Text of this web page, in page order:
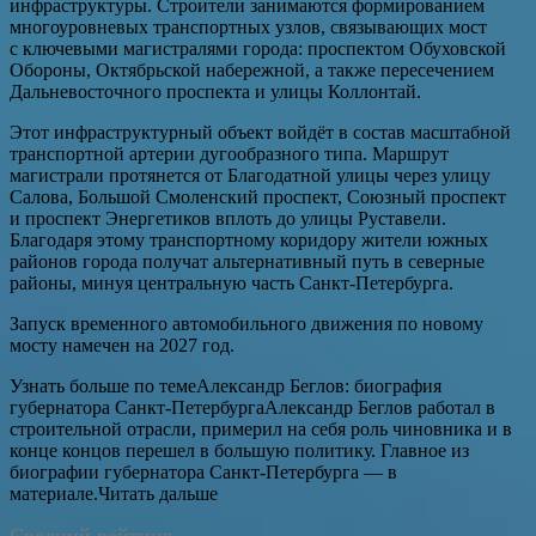
инфраструктуры. Строители занимаются формированием
многоуровневых транспортных узлов, связывающих мост
с ключевыми магистралями города: проспектом Обуховской
Обороны, Октябрьской набережной, а также пересечением
Дальневосточного проспекта и улицы Коллонтай.
Этот инфраструктурный объект войдёт в состав масштабной
транспортной артерии дугообразного типа. Маршрут
магистрали протянется от Благодатной улицы через улицу
Салова, Большой Смоленский проспект, Союзный проспект
и проспект Энергетиков вплоть до улицы Руставели.
Благодаря этому транспортному коридору жители южных
районов города получат альтернативный путь в северные
районы, минуя центральную часть Санкт-Петербурга.
Запуск временного автомобильного движения по новому
мосту намечен на 2027 год.
Узнать больше по темеАлександр Беглов: биография
губернатора Санкт-ПетербургаАлександр Беглов работал в
строительной отрасли, примерил на себя роль чиновника и в
конце концов перешел в большую политику. Главное из
биографии губернатора Санкт-Петербурга — в
материале.Читать дальше